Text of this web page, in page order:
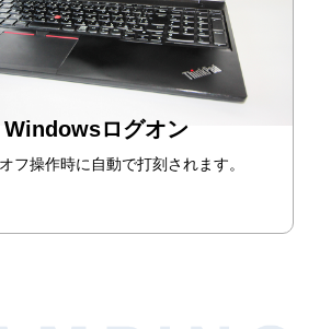
Windowsログオン
フ操作時に自動で打刻されます。